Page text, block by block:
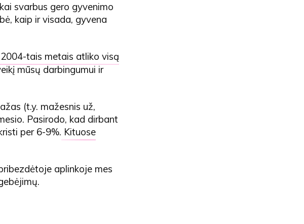
svarbus gero gyvenimo
kaip ir visada, gyvena
tais metais atliko visą
mūsų darbingumui ir
(t.y. mažesnis už,
Pasirodo, kad dirbant
per 6-9%. Kituose
aplinkoje mes